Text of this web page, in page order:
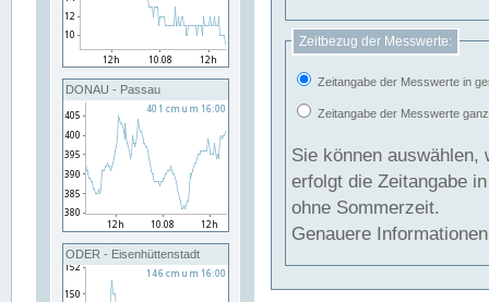
DONAU - Passau
ODER - Eisenhüttenstadt
Zeitbezug der Messwerte:
Zeitangabe der Messwerte in
Zeitangabe der Messwerte
Sie können auswählen,
erfolgt die Zeitangabe
ohne Sommerzeit.
Genauere